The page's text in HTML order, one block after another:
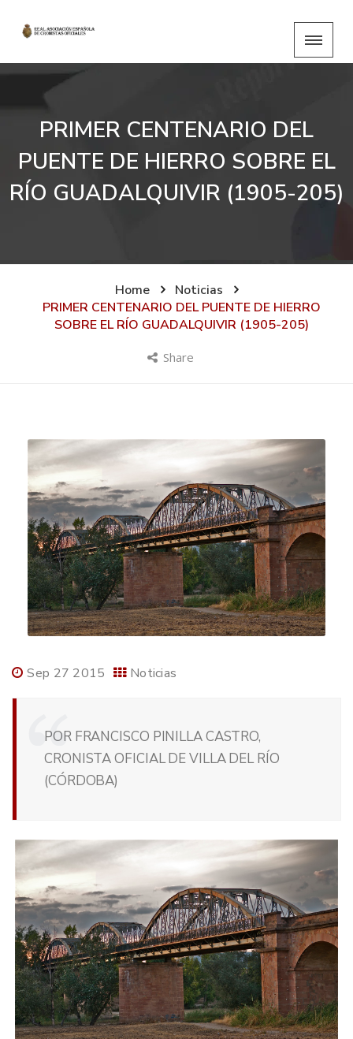
PRIMER CENTENARIO DEL
PUENTE DE HIERRO SOBRE EL
RÍO GUADALQUIVIR (1905-205)
Home
Noticias
PRIMER CENTENARIO DEL PUENTE DE HIERRO
SOBRE EL RÍO GUADALQUIVIR (1905-205)
Share
Sep 27 2015 Noticias
POR FRANCISCO PINILLA CASTRO,
CRONISTA OFICIAL DE VILLA DEL RÍO
(CÓRDOBA)